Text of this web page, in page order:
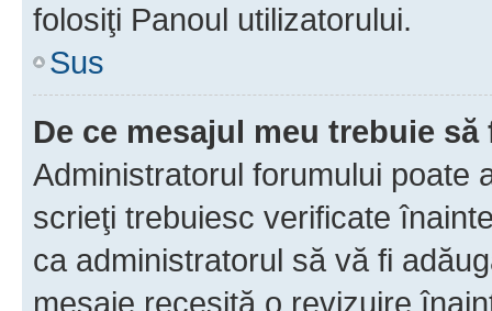
folosiţi Panoul utilizatorului.
Sus
De ce mesajul meu trebuie
Administratorul forumului poate
scrieţi trebuiesc verificate
ca administratorul să vă fi
mesaje recesită o revizuire